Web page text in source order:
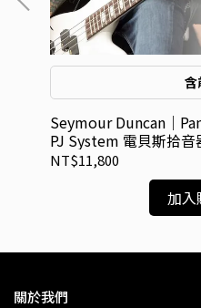
含
Seymour Duncan｜
PJ System 電貝斯拾音
NT$11,800
加入
關於我們